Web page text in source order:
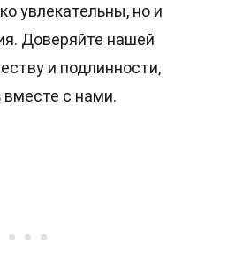
увлекательны, но и
Доверяйте нашей
и подлинности,
вместе с нами.